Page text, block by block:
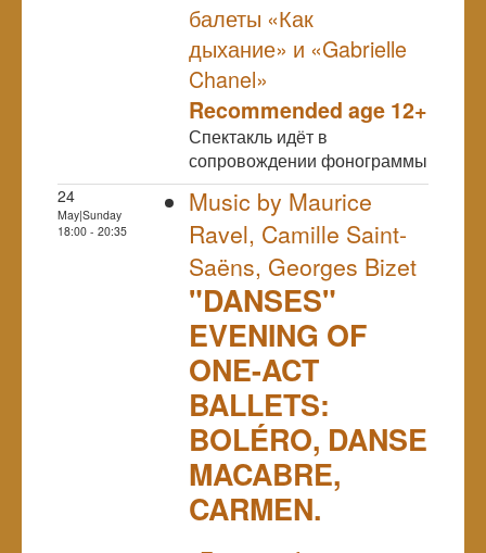
балеты «Как
дыхание» и «Gabrielle
Chanel»
Recommended age 12+
Спектакль идёт в
сопровождении фонограммы
24
May|Sunday
18:00 - 20:35
Music by Maurice
Ravel, Camille Saint-
Saëns, Georges Bizet
"DANSES"
EVENING OF
ONE-ACT
BALLETS:
BOLÉRO, DANSE
MACABRE,
CARMEN.